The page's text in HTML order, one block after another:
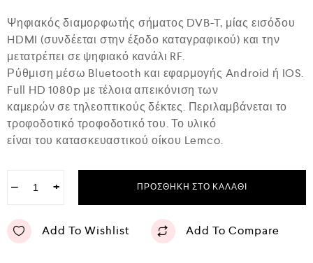
γ
ή
θ
η
κ
ε
μ
ε
α
π
Ψηφιακός διαμορφωτής σήματος DVB-T, μίας εισόδου
HDMI (συνδέεται στην έξοδο καταγραφικού) και την
μετατρέπει σε ψηφιακό κανάλι RF.
Ρύθμιση μέσω Bluetooth και εφαρμογής Android ή IOS.
Full HD 1080p με τέλοια απεικόνιση των
καμερών σε τηλεοπτικούς δέκτες. Περιλαμβάνεται το
τροφοδοτικό τροφοδοτικό του. Το υλικό
είναι του κατασκευαστικού οίκου Lemco.
− + ΠΡΟΣΘΉΚΗ ΣΤΟ ΚΑΛΆΘΙ
Add To Wishlist Add To Compare